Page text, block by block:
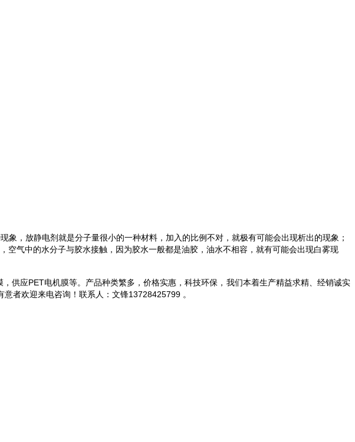
，放静电剂就是分子量很小的一种材料，加入的比例不对，就极有可能会出现析出的现象；
气中的水分子与胶水接触，因为胶水一般都是油胶，油水不相容，就有可能会出现白雾现
供应PET电机膜等。产品种类繁多，价格实惠，科技环保，我们本着生产精益求精、经销诚实
者欢迎来电咨询！联系人：文锋13728425799 。